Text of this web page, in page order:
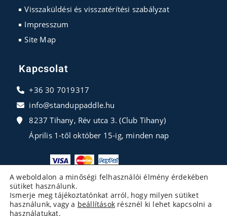
Visszaküldési és visszatérítési szabályzat
Impresszum
Site Map
Kapcsolat
+36 30 7019317
info@standuppaddle.hu
8237 Tihany, Rév utca 3. (Club Tihany)
Április 1-től október 15-ig, minden nap
A weboldalon a minőségi felhasználói élmény érdekében
sütiket használunk.
Ismerje meg tájékoztatónkat arról, hogy milyen sütiket
használunk, vagy a beállítások résznél ki lehet kapcsolni a
használatukat.